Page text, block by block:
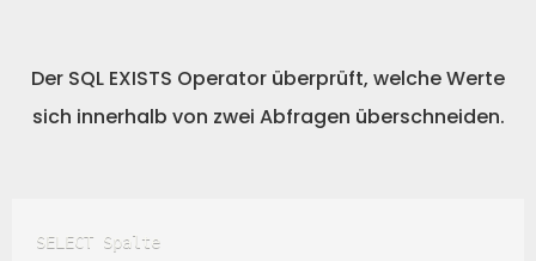
Der SQL EXISTS Operator überprüft, welche Werte
sich innerhalb von zwei Abfragen überschneiden.
SELECT Spalte